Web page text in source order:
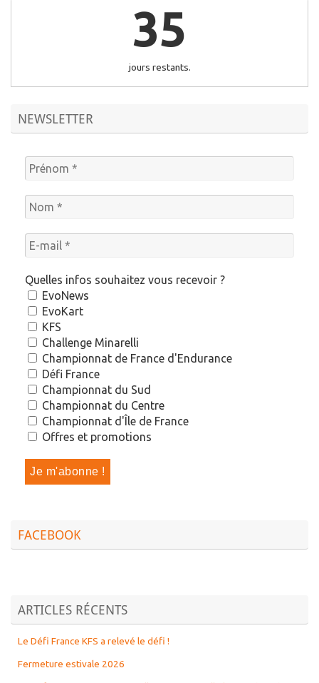
35
jours restants.
NEWSLETTER
Quelles infos souhaitez vous recevoir ?
EvoNews
EvoKart
KFS
Challenge Minarelli
Championnat de France d'Endurance
Défi France
Championnat du Sud
Championnat du Centre
Championnat d'Île de France
Offres et promotions
FACEBOOK
ARTICLES RÉCENTS
Le Défi France KFS a relevé le défi !
Fermeture estivale 2026